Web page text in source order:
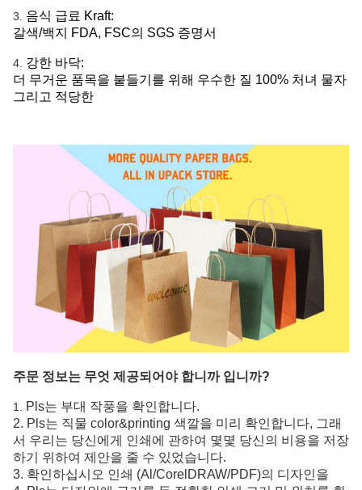
3. 음식 급료 Kraft:
갈색/백지 FDA, FSC의 SGS 증명서
4. 강한 바닥:
더 무거운 품목을 붙들기를 위해 우수한 질 100% 처녀 물자
그리고 적당한
주문 정보는 무엇 제공되어야 합니까 입니까?
1.
Pls는 부대 작풍을 확인합니다.
2. Pls는 직물 color&printing 색깔을 미리 확인합니다, 그래
서 우리는 당신에게 인쇄에 관하여 몇몇 당신의 비용을 저장
하기 위하여 제안을 줄 수 있었습니다.
3. 확인하십시오 인쇄 (Al/CorelDRAW/PDF)의 디자인을